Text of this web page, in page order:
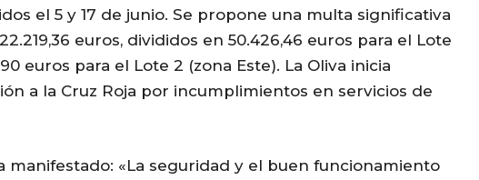
el 5 y 17 de junio. Se propone una multa significativa
euros, divididos en 50.426,46 euros para el Lote
euros para el Lote 2 (zona Este). La Oliva inicia
a la Cruz Roja por incumplimientos en servicios de
manifestado: «La seguridad y el buen funcionamiento